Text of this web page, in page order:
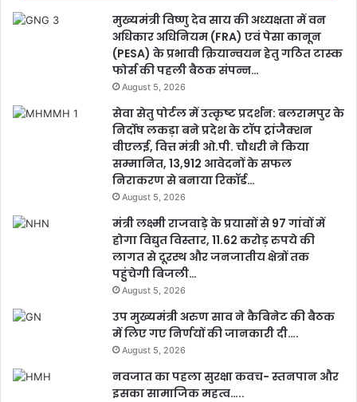
मुख्यमंत्री विष्णु देव साय की अध्यक्षता में वन
अधिकार अधिनियम (FRA) एवं पेसा कानून
(PESA) के प्रभावी क्रियान्वयन हेतु गठित टास्क
फोर्स की पहली बैठक संपन्न…
August 5, 2026
सेवा सेतु पोर्टल में उत्कृष्ट प्रदर्शन: बलरामपुर के
निर्दोष लकड़ा बने प्रदेश के टॉप ट्रांजैक्शन
वीएलई, वित्त मंत्री ओ.पी. चौधरी ने किया
सम्मानित, 13,912 आवेदनों के सफल
निराकरण से बनाया रिकॉर्ड…
August 5, 2026
मंत्री लक्ष्मी राजवाड़े के प्रयासों से 97 गांवों में
होगा विद्युत विस्तार, 11.62 करोड़ रुपये की
लागत से दूरस्थ और जनजातीय क्षेत्रों तक
पहुंचेगी बिजली…
August 5, 2026
उप मुख्यमंत्री अरुण साव ने कैबिनेट की बैठक
में लिए गए निर्णयों की जानकारी दी….
August 5, 2026
नवजात का पहला सुरक्षा कवच- स्तनपान और
इसका सामाजिक महत्व…..